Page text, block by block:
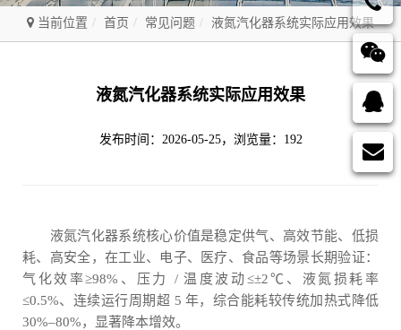
当前位置 首页 常见问题 液氮汽化器系统实际应用效果
液氮汽化器系统实际应用效果
发布时间：2026-05-25，浏览量：192
液氮汽化器系统核心价值是稳定供气、高效节能、低损
耗、高安全，在工业、电子、医疗、食品等场景长期验证：
气化效率≥98%、压力 / 温度波动≤±2℃、液氮损耗率
≤0.5%、连续运行周期超 5 年，综合能耗较传统加热式降低
30%–80%，显著降本增效。